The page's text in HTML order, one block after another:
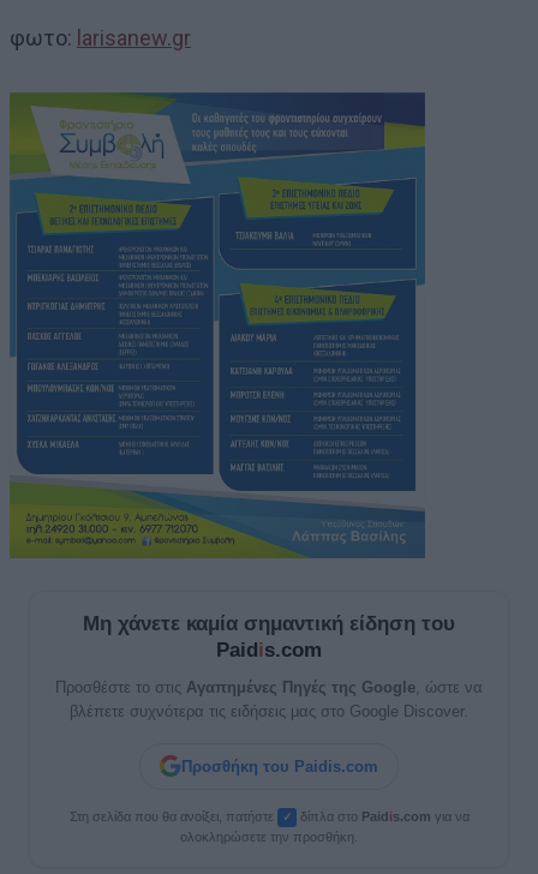
φωτο: larisanew.gr
Μη χάνετε καμία σημαντική είδηση του
Paidis.com
Προσθέστε το στις Αγαπημένες Πηγές της Google , ώστε να
βλέπετε συχνότερα τις ειδήσεις μας στο Google Discover.
Προσθήκη του Paidis.com
Στη σελίδα που θα ανοίξει, πατήστε ✓ δίπλα στο Paidis.com για να
ολοκληρώσετε την προσθήκη.